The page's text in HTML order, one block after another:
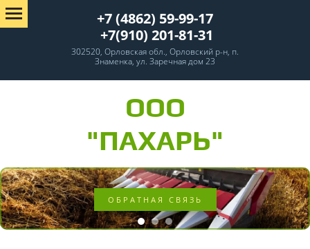
+7 (4862) 59-99-17
+7(910) 201-81-31
302520, Орловская обл., Орловский р-н, п.
Знаменка, ул. Заречная дом 23
ООО
"ПАХАРЬ"
ОБРАТНАЯ СВЯЗЬ